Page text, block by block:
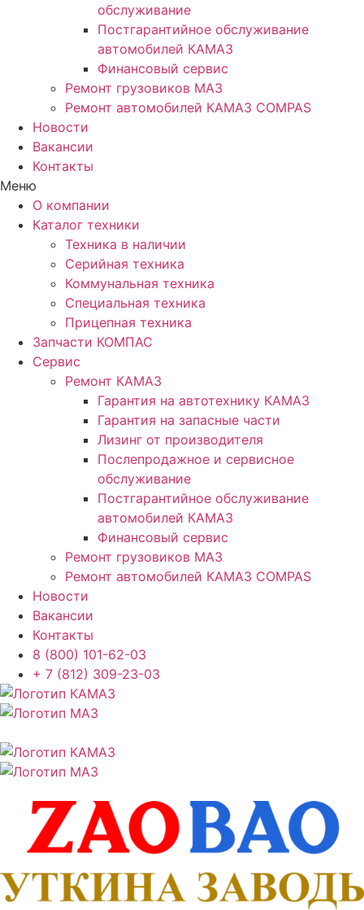
обслуживание
Постгарантийное обслуживание
автомобилей КАМАЗ
Финансовый сервис
Ремонт грузовиков МАЗ
Ремонт автомобилей КАМАЗ COMPAS
Новости
Вакансии
Контакты
Меню
О компании
Каталог техники
Техника в наличии
Серийная техника
Коммунальная техника
Специальная техника
Прицепная техника
Запчасти КОМПАС
Сервис
Ремонт КАМАЗ
Гарантия на автотехнику КАМАЗ
Гарантия на запасные части
Лизинг от производителя
Послепродажное и сервисное
обслуживание
Постгарантийное обслуживание
автомобилей КАМАЗ
Финансовый сервис
Ремонт грузовиков МАЗ
Ремонт автомобилей КАМАЗ COMPAS
Новости
Вакансии
Контакты
8 (800) 101-62-03
+ 7 (812) 309-23-03